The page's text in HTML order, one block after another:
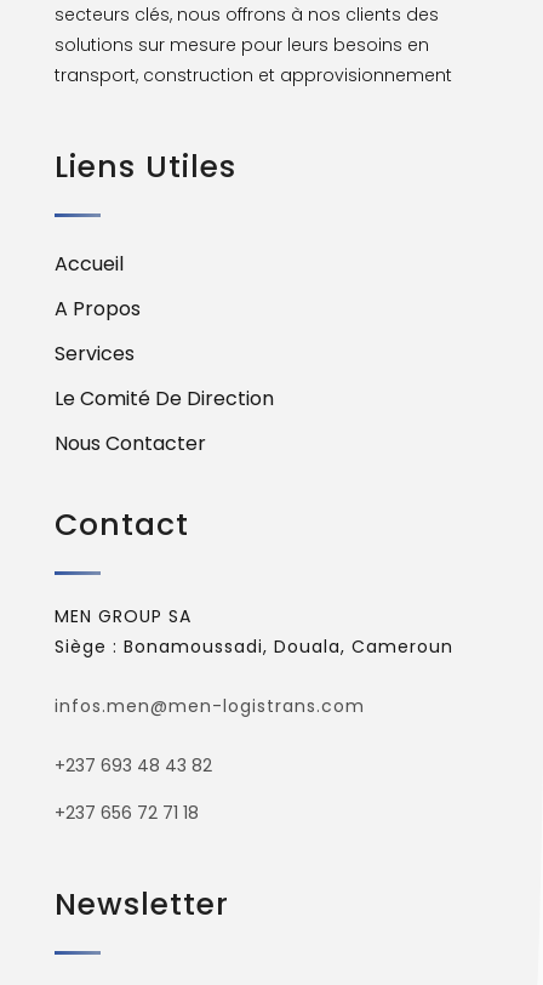
secteurs clés, nous offrons à nos clients des
solutions sur mesure pour leurs besoins en
transport, construction et approvisionnement
Liens Utiles
Accueil
A Propos
Services
Le Comité De Direction
Nous Contacter
Contact
MEN GROUP SA
Siège : Bonamoussadi, Douala, Cameroun
infos.men@men-logistrans.com
+237 693 48 43 82
+237 656 72 71 18
Newsletter